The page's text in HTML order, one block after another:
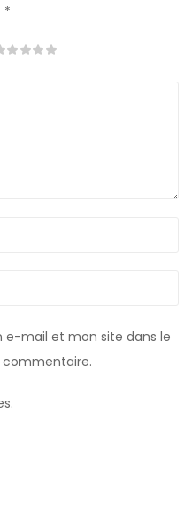
*
e-mail et mon site dans le